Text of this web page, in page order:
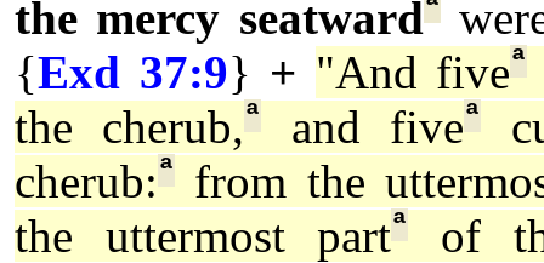
the mercy seatwardª
{Exd 37:9} + "And fiveª
the cherub,ª and fiveª
cherub:ª
from the
the uttermost partª
of